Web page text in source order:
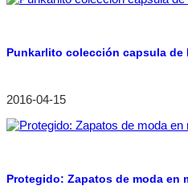
Punkarlito colección capsula de
2016-04-15
Protegido: Zapatos de moda en